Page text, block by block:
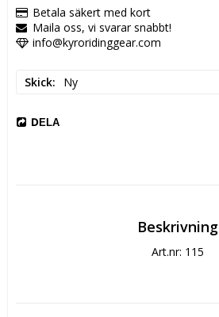
Betala säkert med kort
Maila oss, vi svarar snabbt!
info@kyroridinggear.com
Skick Ny
DELA
Beskrivning
Art.nr: 115